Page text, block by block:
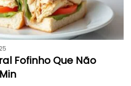
Fofinho Que Não